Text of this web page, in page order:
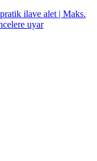
pratik ilave alet | Maks.
uyar